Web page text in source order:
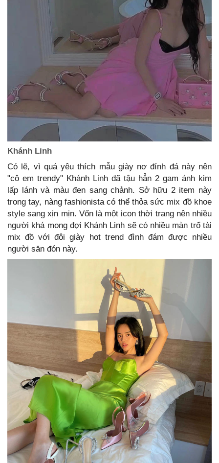
Khánh Linh
Có lẽ, vì quá yêu thích mẫu giày nơ đính đá này nên
"cô em trendy" Khánh Linh đã tậu hẳn 2 gam ánh kim
lấp lánh và màu đen sang chảnh. Sở hữu 2 item này
trong tay, nàng fashionista có thể thỏa sức mix đồ khoe
style sang xịn mịn. Vốn là một icon thời trang nên nhiều
người khá mong đợi Khánh Linh sẽ có nhiều màn trổ tài
mix đồ với đôi giày hot trend đình đám được nhiều
người săn đón này.